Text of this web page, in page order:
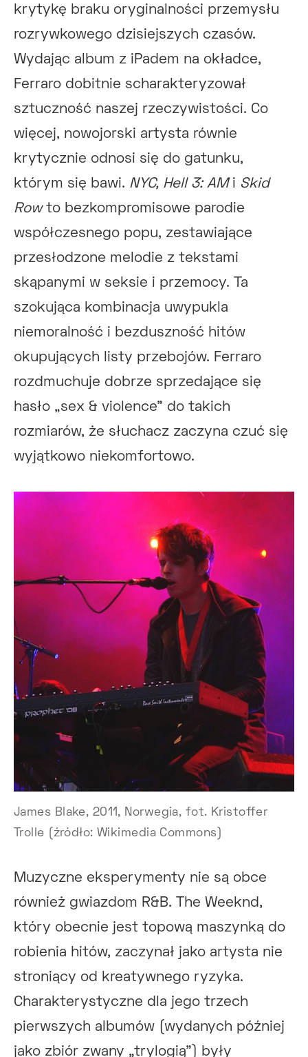
krytykę braku oryginalności przemysłu
rozrywkowego dzisiejszych czasów.
Wydając album z iPadem na okładce,
Ferraro dobitnie scharakteryzował
sztuczność naszej rzeczywistości. Co
więcej, nowojorski artysta równie
krytycznie odnosi się do gatunku,
którym się bawi. NYC, Hell 3: AMi Skid
Rowto bezkompromisowe parodie
współczesnego popu, zestawiające
przesłodzone melodie z tekstami
skąpanymi w seksie i przemocy. Ta
szokująca kombinacja uwypukla
niemoralność i bezduszność hitów
okupujących listy przebojów. Ferraro
rozdmuchuje dobrze sprzedające się
hasło „sex & violence” do takich
rozmiarów, że słuchacz zaczyna czuć się
wyjątkowo niekomfortowo.
James Blake, 2011, Norwegia, fot. Kristoffer
Trolle (źródło: Wikimedia Commons)
Muzyczne eksperymenty nie są obce
również gwiazdom R&B. The Weeknd,
który obecnie jest topową maszynką do
robienia hitów, zaczynał jako artysta nie
stroniący od kreatywnego ryzyka.
Charakterystyczne dla jego trzech
pierwszych albumów (wydanych później
jako zbiór zwany „trylogią”) były